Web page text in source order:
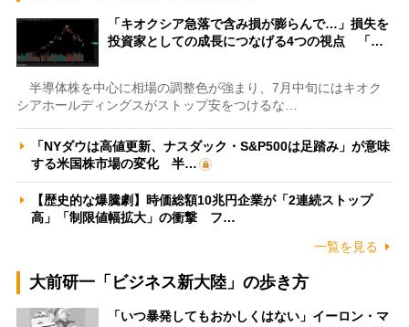
「キオクシア急落で含み損が膨らんで…」損失を
投資家としての成長につなげる4つの視点 「…
半導体株を中心に相場の調整色が強まり、7月中旬にはキオク
シアホールディングスがストップ安をつけるな…
「NYダウは高値更新、ナスダック・S&P500は足踏み」が意味
する米国株市場の変化 半…
【歴史的な爆騰劇】時価総額10兆円企業が「2連続ストップ
高」「制限値幅拡大」の衝撃 フ…
一覧を見る
大前研一「ビジネス新大陸」の歩き方
「いつ暴発してもおかしくはない」イーロン・マ